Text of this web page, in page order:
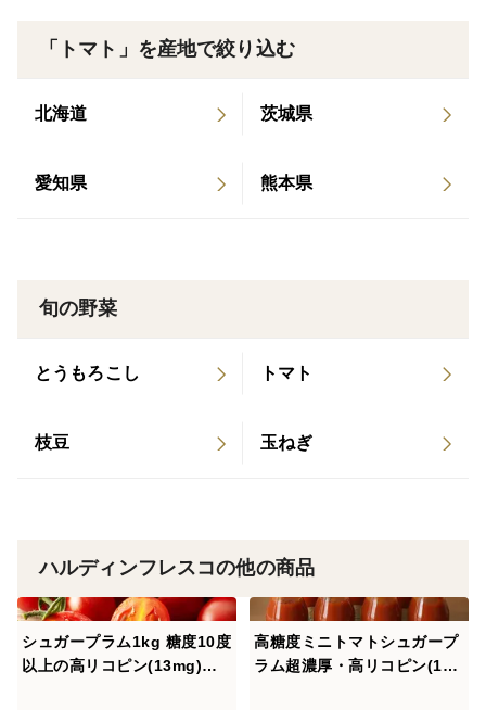
ジュースはいかがでしょうか。
-------------------------------------
シュガープラムのGABA（ギャバ）
ジュース：67mg/100g
質があるため、シュガープラムも生で食べるよりジュー
スを飲んだ方が、手軽にGABAを効率よく摂取できま
す。
また、ジュースのリコピン含有量を調べたところ、
「トマト」を産地で絞り込む
北海道 茨城県
愛知県 熊本県
旬の野菜
とうもろこし トマト
枝豆 玉ねぎ
ハルディンフレスコの他の商品
シュガープラム1kg 糖度10度
以上の高リコピン(13mg)極
高糖度ミニトマトシュガープ
ラム超濃厚・高リコピン(18.